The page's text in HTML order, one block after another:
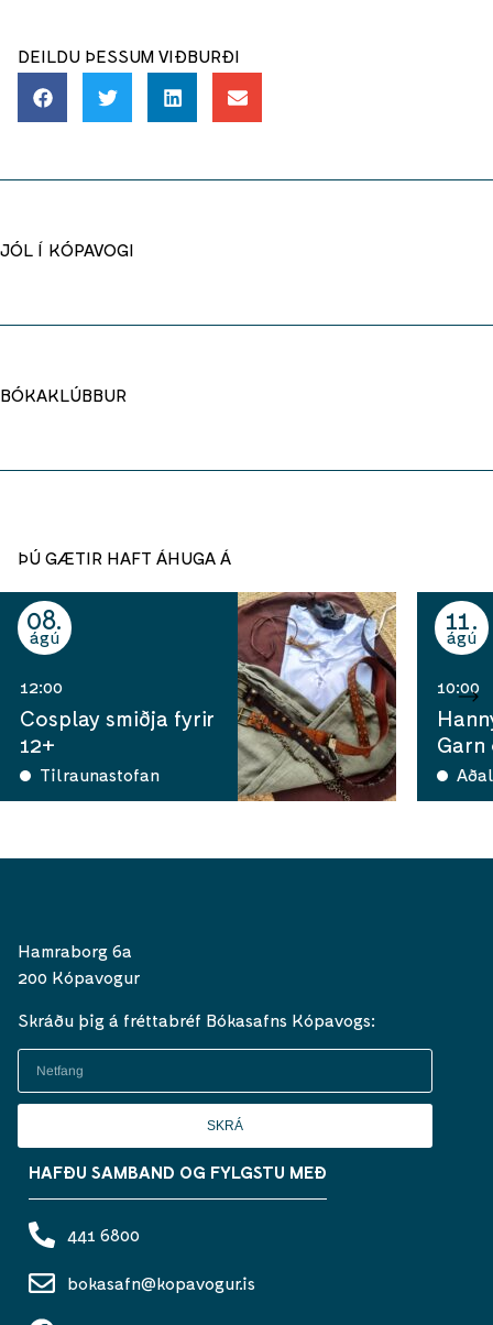
DEILDU ÞESSUM VIÐBURÐI
JÓL Í KÓPAVOGI
BÓKAKLÚBBUR
ÞÚ GÆTIR HAFT ÁHUGA Á
08
ágú
12:00
Cosplay smiðja fyrir
12+
Tilraunastofan
11
ágú
10:00
Garn
Hamraborg 6a
200 Kópavogur
Skráðu þig á fréttabréf Bókasafns Kópavogs:
SKRÁ
HAFÐU SAMBAND OG FYLGSTU MEÐ
441 6800
bokasafn@kopavogur.is